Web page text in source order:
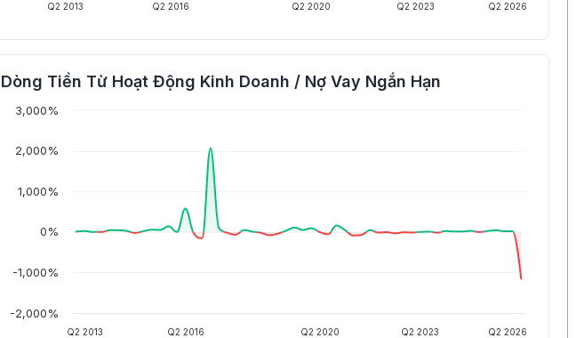
Q2 2013 Q2 2016 Q2 2020 Q2 2023 Q2 2026
Dòng Tiền Từ Hoạt Động Kinh Doanh / Nợ Vay Ngắn Hạn
Q2 2013 Q2 2016 Q2 2020 Q2 2023 Q2 2026
-2,000%
-1,000%
0%
1,000%
2,000%
3,000%